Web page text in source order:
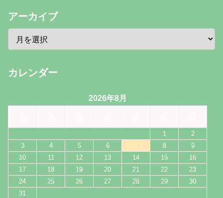
アーカイブ
カレンダー
2026年8月
1
2
3
4 5 6 7 8
9
10
11 12 13 14 15
16
17
18 19 20 21 22
23
24
25 26 27 28 29
30
31